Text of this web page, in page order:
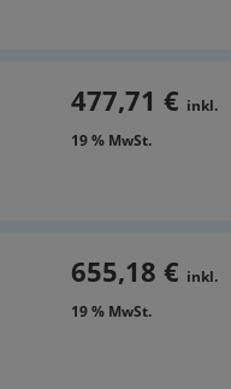
477,71 € inkl.
19 % MwSt.
655,18 € inkl.
19 % MwSt.